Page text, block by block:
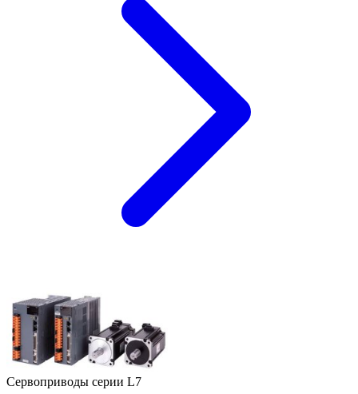
Сервоприводы серии L7